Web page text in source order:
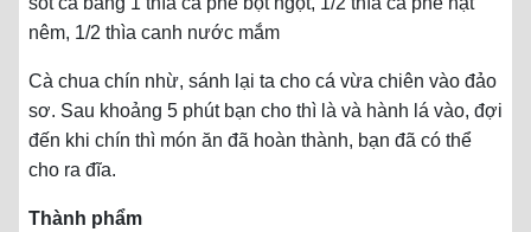
nêm, 1/2 thìa canh nước mắm
Cà chua chín nhừ, sánh lại ta cho cá vừa chiên vào đảo
sơ. Sau khoảng 5 phút bạn cho thì là và hành lá vào, đợi
đến khi chín thì món ăn đã hoàn thành, bạn đã có thể
cho ra đĩa.
Thành phẩm